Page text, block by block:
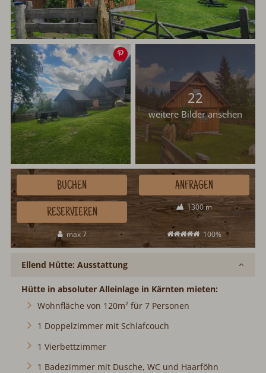
Speichern
22
weitere Bilder ansehen
1300 m
max 7 100%
BUCHEN ANFRAGEN
RESERVIEREN
Ellend Hütte: Ausstattung
Hütte in absoluter Alleinlage in Kärnten mieten:
Wohnfläche von 120m² für 7 Personen
1 Doppelzimmer mit Schlafcouch
1 Vierbettzimmer
1 Badezimmer mit Dusche, WC und Haarföhn